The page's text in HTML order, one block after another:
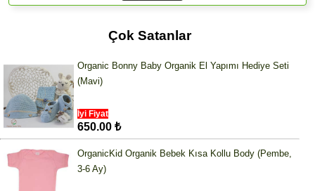
Çok Satanlar
Organic Bonny Baby Organik El Yapımı Hediye Seti
(Mavi)
İyi Fiyat
650.00 ₺
OrganicKid Organik Bebek Kısa Kollu Body (Pembe,
3-6 Ay)